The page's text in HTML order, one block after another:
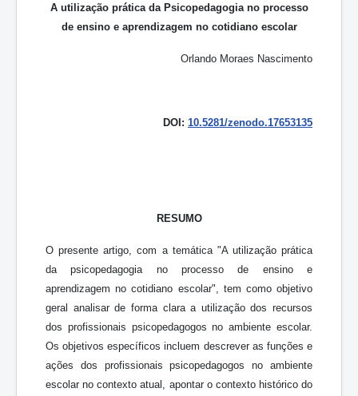
A utilização prática da Psicopedagogia no processo
de ensino e aprendizagem no cotidiano escolar
Orlando Moraes Nascimento
DOI: 10.5281/zenodo.17653135
RESUMO
O presente artigo, com a temática "A utilização prática
da psicopedagogia no processo de ensino e
aprendizagem no cotidiano escolar", tem como objetivo
geral analisar de forma clara a utilização dos recursos
dos profissionais psicopedagogos no ambiente escolar.
Os objetivos específicos incluem descrever as funções e
ações dos profissionais psicopedagogos no ambiente
escolar no contexto atual, apontar o contexto histórico do